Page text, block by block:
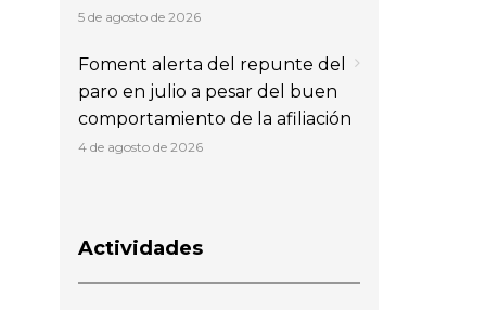
5 de agosto de 2026
Foment alerta del repunte del
paro en julio a pesar del buen
comportamiento de la afiliación
4 de agosto de 2026
Actividades